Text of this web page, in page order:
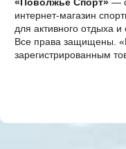
интернет-магазин
для активного отдыха и
Все права защищены.
зарегистрированным